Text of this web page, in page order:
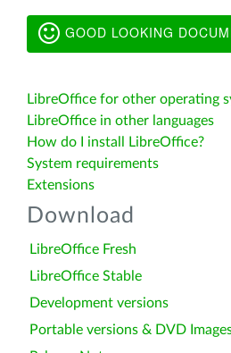
GOOD LOOKING
LibreOffice for other operating
LibreOffice in other languages
How do I install LibreOffice?
System requirements
Extensions
Download
LibreOffice Fresh
LibreOffice Stable
Development versions
Portable versions & DVD